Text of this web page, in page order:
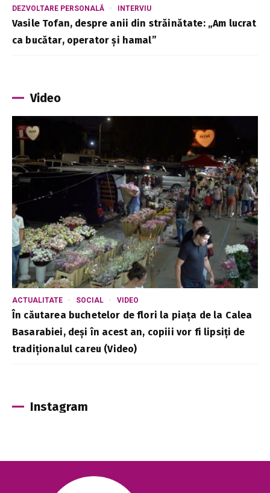
DEZVOLTARE PERSONALĂ
INTERVIU
Vasile Tofan, despre anii din străinătate: „Am lucrat
ca bucătar, operator și hamal”
Video
ACTUALITATE SOCIAL VIDEO
În căutarea buchetelor de flori la piața de la Calea
Basarabiei, deși în acest an, copiii vor fi lipsiți de
tradiționalul careu (Video)
Instagram